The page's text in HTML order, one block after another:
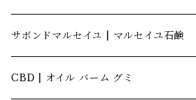
サボンドマルセイユ | マルセイユ石鹸
CBD | オイル バーム グミ